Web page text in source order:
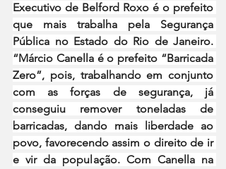
Executivo de Belford Roxo é o prefeito
que mais trabalha pela Segurança
Pública no Estado do Rio de Janeiro.
“Márcio Canella é o prefeito “Barricada
Zero”, pois, trabalhando em conjunto
com as forças de segurança, já
conseguiu remover toneladas de
barricadas, dando mais liberdade ao
povo, favorecendo assim o direito de ir
e vir da população. Com Canella na